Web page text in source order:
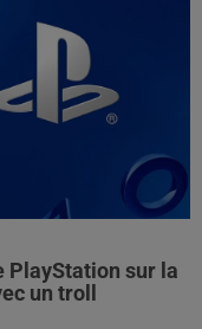
PlayStation sur la
un troll